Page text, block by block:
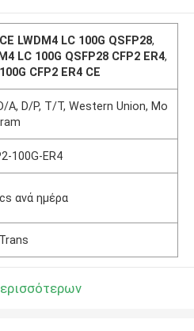
LWDM4 LC 100G QSFP28,
LC 100G QSFP28 CFP2 ER4,
CFP2 ER4 CE
A, D/P, T/T, Western Union, Mo
100G-ER4
ανά ημέρα